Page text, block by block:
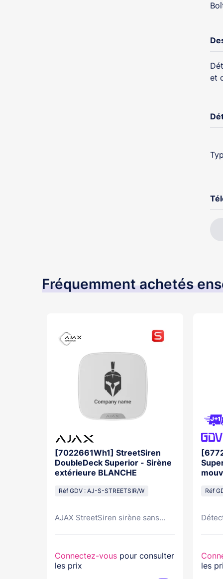
et
Fréquemment achetés
[7022661Wh1] StreetSiren
DoubleDeck Superior - Sirène
extérieure BLANCHE
Réf GDV : AJ-S-STREETSIR/W
AJAX StreetSiren sirène sans...
Connectez-vous pour consulter
les prix
Réf
les